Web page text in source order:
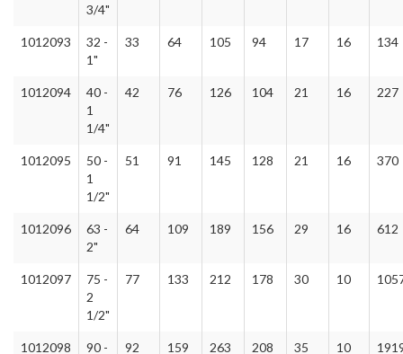
3/4"
1012093
32 -
1"
33 64 105 94 17 16 134
1012094
40 -
1
1/4"
42 76 126 104 21 16 227
1012095
50 -
1
1/2"
51 91 145 128 21 16 370
1012096
63 -
2"
64 109 189 156 29 16 612
1012097
75 -
2
1/2"
77 133 212 178 30 10
1012098
90 -
92 159 263 208 35 10